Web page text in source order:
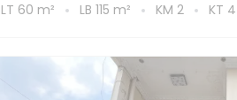
LT 60 m² LB 115 m² KM 2 KT 4